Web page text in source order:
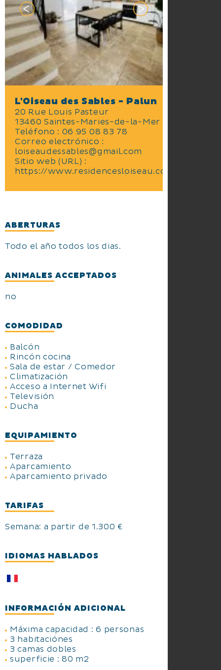
L'Oiseau des Sables - Palun
20 Rue Louis Pasteur
13460 Saintes-Maries-de-la-Mer
Teléfono : 06 95 08 83 78
Correo electrónico :
loiseaudessables@gmail.com
Sitio web (URL) :
https://www.residencesloiseau.com
ABERTURAS
Todo el año todos los dias.
ANIMALES ACCEPTADOS
no
COMODIDAD
Balcón
Rincón cocina
Sala de estar / Comedor
Climatización
Acceso a Internet Wifi
Televisión
Ducha
EQUIPAMIENTO
Terraza
Aparcamiento
Aparcamiento privado
TARIFAS
Semana: a partir de 1.300 €
IDIOMAS HABLADOS
INFORMACIÓN ADICIONAL
Máxima capacidad : 6 personas
3 habitaciónes
3 camas dobles
superficie : 80 m2